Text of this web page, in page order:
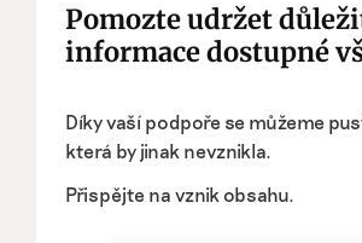
Pomozte udržet
informace dostupné
Díky vaší podpoře se můžeme
která by jinak nevznikla.
Přispějte na vznik obsahu.